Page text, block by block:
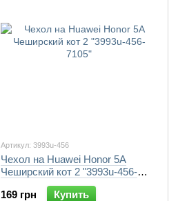
Артикул: 3993u-456
Чехол на Huawei Honor 5A
Чеширский кот 2 "3993u-456-
169 грн
Купить